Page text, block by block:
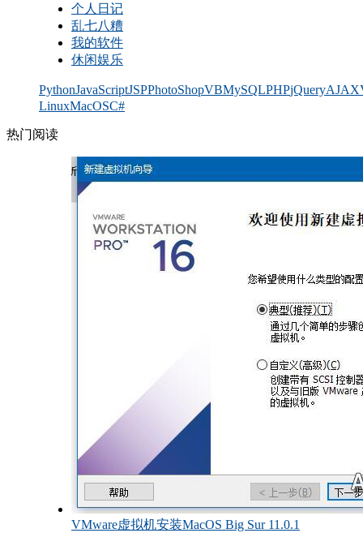
个人日记
乱七八糟
我的软件
休闲娱乐
PythonJavaScriptJSPPhotoShopVBMySQLPHPjQueryAJAX
LinuxMacOSC#
热门阅读
VMware虚拟机安装MacOS Big Sur 11.0.1